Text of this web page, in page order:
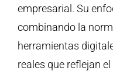
empresarial. Su
combinando la
herramientas
reales que reflejan